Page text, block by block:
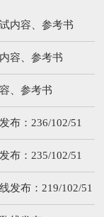
内容、参考书
容、参考书
、参考书
布：236/102/51
布：235/102/51
发布：219/102/51